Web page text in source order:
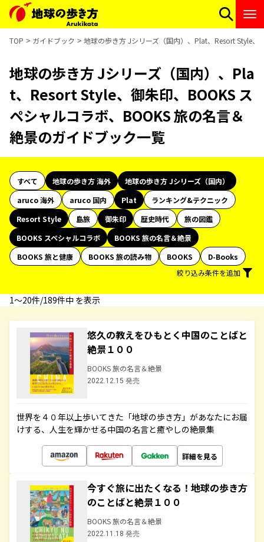
TOP ガイドブック 地球の歩き方 Jシリーズ（国内）、Plat、Resort Style、
地球の歩き方 Jシリーズ（国内）、Pla
t、Resort Style、御朱印、BOOKS ス
ペシャルコラボ、BOOKS 旅の名言＆
絶景のガイドブック一覧
すべて 地球の歩き方 海外
地球の歩き方 Jシリーズ（国内）
aruco 海外
aruco 国内 Plat
ランキング&テクニック
Resort Style
島旅 御朱印 歴史時代
旅の図鑑
BOOKS スペシャルコラボ
BOOKS 旅の名言＆絶景
BOOKS 旅と健康
BOOKS 旅の読み物 BOOKS
D-Books
絞り込み条件を追加
1〜20件/189件中 を表示
悠久の教えをひもとく中国のことばと
絶景１００
BOOKS 旅の名言＆絶景
2022.12.15 発売
世界を４０年以上歩いてきた「地球の歩き方」があなたにお届
けする、人生を輝かせる中国の名言と癒やしの絶景集
詳細を見る
今すぐ旅に出たくなる！地球の歩き方
のことばと絶景１００
BOOKS 旅の名言＆絶景
2022.11.18 発売